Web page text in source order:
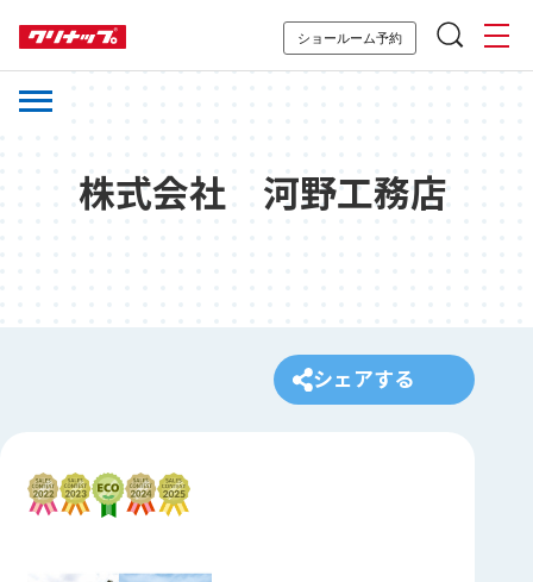
ショールーム予約
株式会社 河野工務店
シェアする